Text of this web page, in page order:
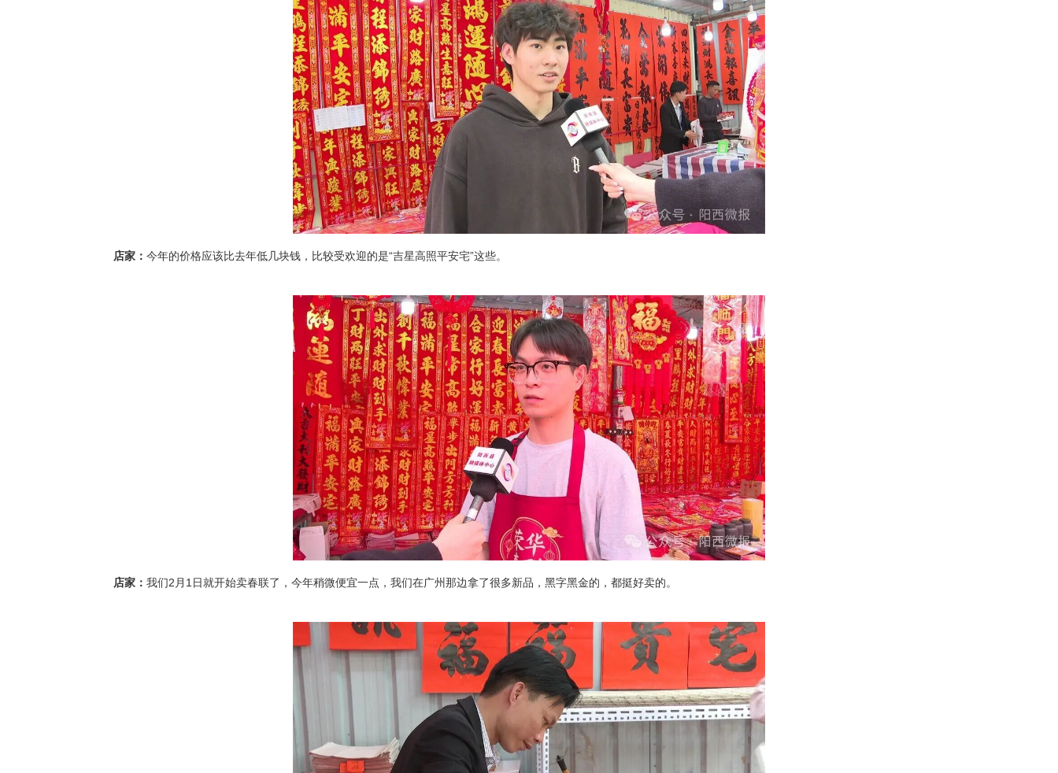
店家： 今年的价格应该比去年低几块钱，比较受欢迎的是“吉星高照平安宅”这些。
店家： 我们2月1日就开始卖春联了，今年稍微便宜一点，我们在广州那边拿了很多新品，黑字黑金的，都挺好卖的。